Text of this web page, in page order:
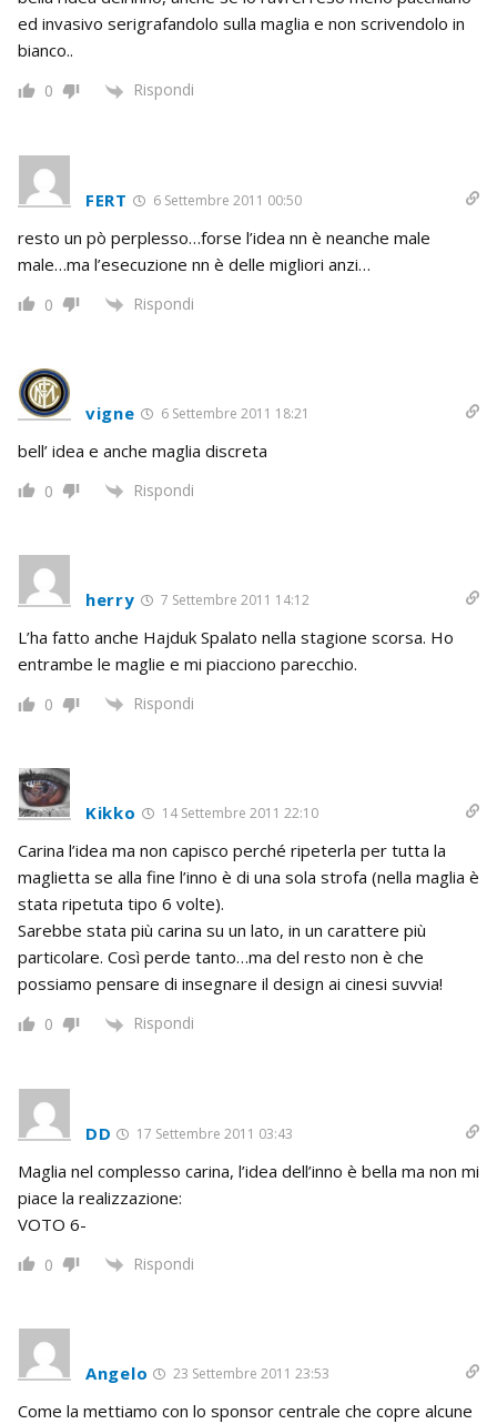
ed invasivo serigrafandolo sulla maglia e non scrivendolo in
bianco..
0 Rispondi
FERT 6 Settembre 2011 00:50
resto un pò perplesso…forse l’idea nn è neanche male
male…ma l’esecuzione nn è delle migliori anzi…
0 Rispondi
vigne 6 Settembre 2011 18:21
bell’ idea e anche maglia discreta
0 Rispondi
herry 7 Settembre 2011 14:12
L’ha fatto anche Hajduk Spalato nella stagione scorsa. Ho
entrambe le maglie e mi piacciono parecchio.
0 Rispondi
Kikko 14 Settembre 2011 22:10
Carina l’idea ma non capisco perché ripeterla per tutta la
maglietta se alla fine l’inno è di una sola strofa (nella maglia è
stata ripetuta tipo 6 volte).
Sarebbe stata più carina su un lato, in un carattere più
particolare. Così perde tanto…ma del resto non è che
possiamo pensare di insegnare il design ai cinesi suvvia!
0 Rispondi
DD 17 Settembre 2011 03:43
Maglia nel complesso carina, l’idea dell’inno è bella ma non mi
piace la realizzazione:
VOTO 6-
0 Rispondi
Angelo 23 Settembre 2011 23:53
Come la mettiamo con lo sponsor centrale che copre alcune